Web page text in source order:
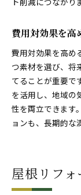
費用対効果を高
費用対効果を高め
つ素材を選び、将
てることが重要で
を活用し、地域の
性を両立できます
ョンも、長期的な
屋根リフ